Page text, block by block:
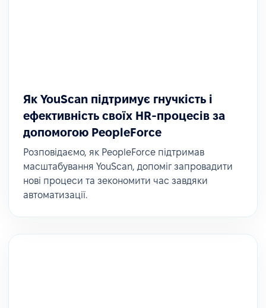
Як YouScan підтримує гнучкість і
ефективність своїх HR-процесів за
допомогою PeopleForce
Розповідаємо, як PeopleForce підтримав
масштабування YouScan, допоміг запровадити
нові процеси та зекономити час завдяки
автоматизації.